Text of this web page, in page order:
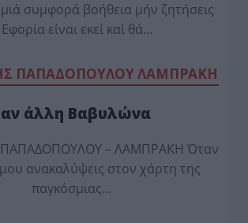
συμφορά βοήθεια μήν ζητήσεις
είναι εκεί καί θά…
ΠΑΠΑΔΟΠΟΥΛΟΥ ΛΑΜΠΡΑΚΗ
άλλη Βαβυλώνα
– ΛΑΜΠΡΑΚΗ Όταν
μου ανακαλύψεις στον χάρτη της
παγκόσμιας…